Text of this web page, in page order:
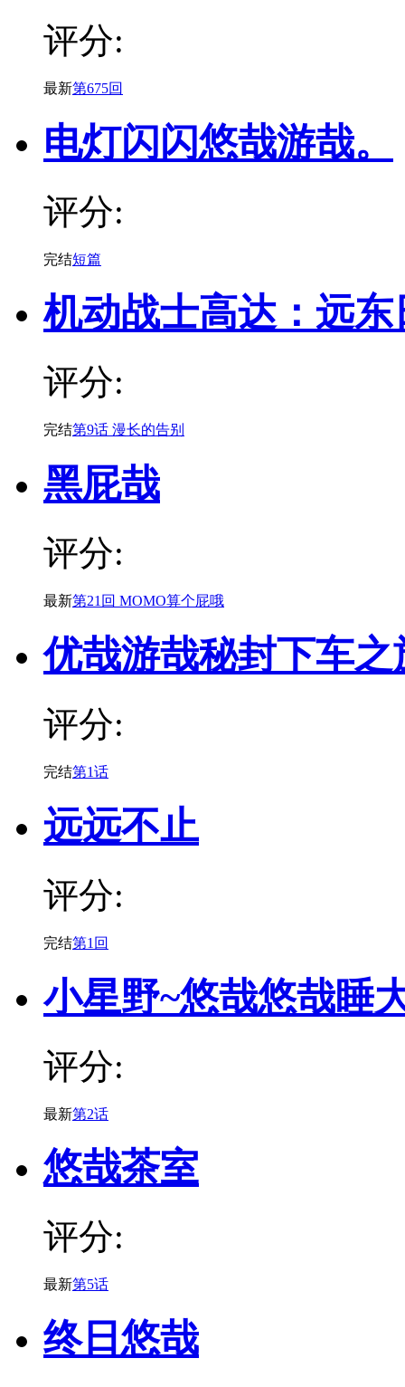
评分:
最新第675回
电灯闪闪悠哉游哉。
评分:
完结短篇
机动战士高达：远东
评分:
完结第9话 漫长的告别
黑屁哉
评分:
最新第21回 MOMO算个屁哦
优哉游哉秘封下车之
评分:
完结第1话
远远不止
评分:
完结第1回
小星野~悠哉悠哉睡
评分:
最新第2话
悠哉茶室
评分:
最新第5话
终日悠哉